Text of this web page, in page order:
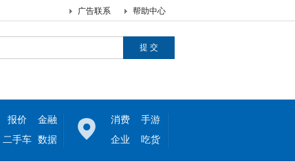
帮助中心
广告联系
报价
金融
二手车 数据
消费
手游
企业
吃货